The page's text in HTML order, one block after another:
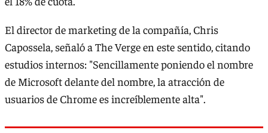
El director de marketing de la compañía, Chris
Capossela, señaló a The Verge en este sentido, citando
estudios internos: "Sencillamente poniendo el nombre
de Microsoft delante del nombre, la atracción de
usuarios de Chrome es increíblemente alta".